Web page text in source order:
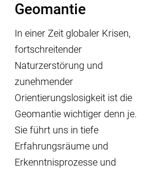
Geomantie
In einer Zeit globaler Krisen,
fortschreitender
Naturzerstörung und
zunehmender
Orientierungslosigkeit ist die
Geomantie wichtiger denn je.
Sie führt uns in tiefe
Erfahrungsräume und
Erkenntnisprozesse und